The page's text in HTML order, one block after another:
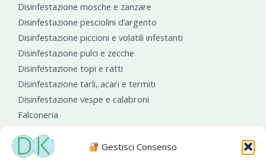
Gestisci Consenso
Disinfestazione mosche e zanzare
Disinfestazione pesciolini d’argento
Disinfestazione piccioni e volatili infestanti
Disinfestazione pulci e zecche
Disinfestazione topi e ratti
Disinfestazione tarli, acari e termiti
Disinfestazione vespe e calabroni
Falconeria